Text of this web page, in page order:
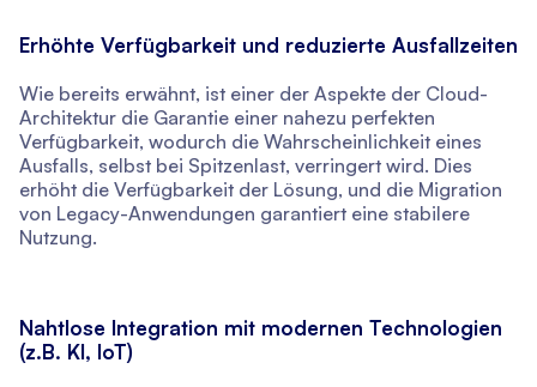
Erhöhte Verfügbarkeit und reduzierte Ausfallzeiten
Wie bereits erwähnt, ist einer der Aspekte der Cloud-
Architektur die Garantie einer nahezu perfekten
Verfügbarkeit, wodurch die Wahrscheinlichkeit eines
Ausfalls, selbst bei Spitzenlast, verringert wird. Dies
erhöht die Verfügbarkeit der Lösung, und die Migration
von Legacy-Anwendungen garantiert eine stabilere
Nutzung.
Nahtlose Integration mit modernen Technologien
(z.B. KI, IoT)